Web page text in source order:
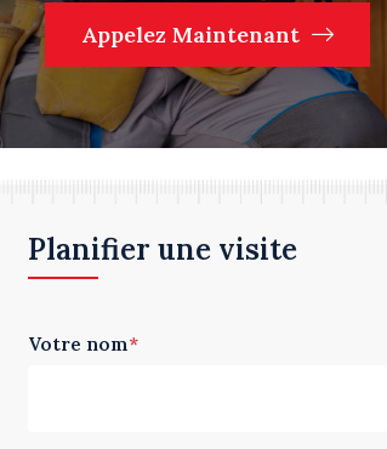
Appelez Maintenant
Planifier une visite
Votre nom*